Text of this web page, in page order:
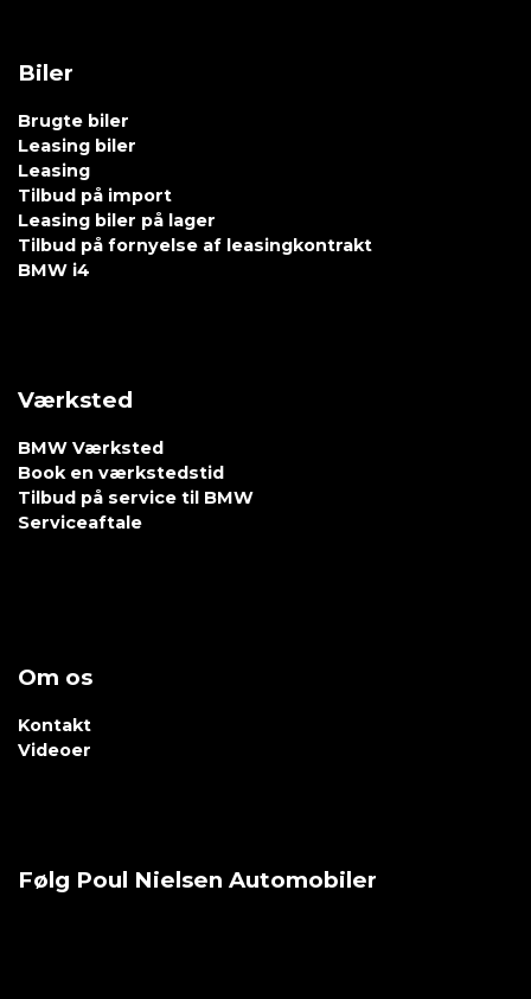
Biler
Brugte biler
Leasing biler
Leasing
Tilbud på import
Leasing biler på lager
Tilbud på fornyelse af leasingkontrakt
BMW i4
Værksted
BMW Værksted
Book en værkstedstid
Tilbud på service til BMW
Serviceaftale
Om os
Kontakt
Videoer
Følg Poul Nielsen Automobiler